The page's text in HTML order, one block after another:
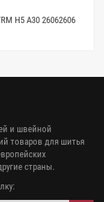
H5 A30 26062606
и швейной
товаров для шитья
страны.